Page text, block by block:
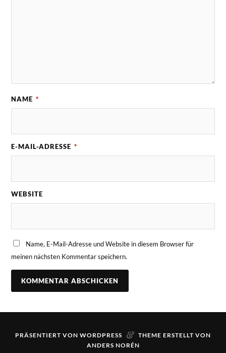
NAME *
E-MAIL-ADRESSE *
WEBSITE
Name, E-Mail-Adresse und Website in diesem Browser für
meinen nächsten Kommentar speichern.
PRÄSENTIERT VON WORDPRESS & THEME ERSTELLT VON
ANDERS NORÉN